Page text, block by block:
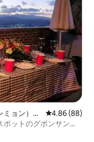
ョン）の
レビュー88件
4.86 (88)
ポットのグボンサンに
なし